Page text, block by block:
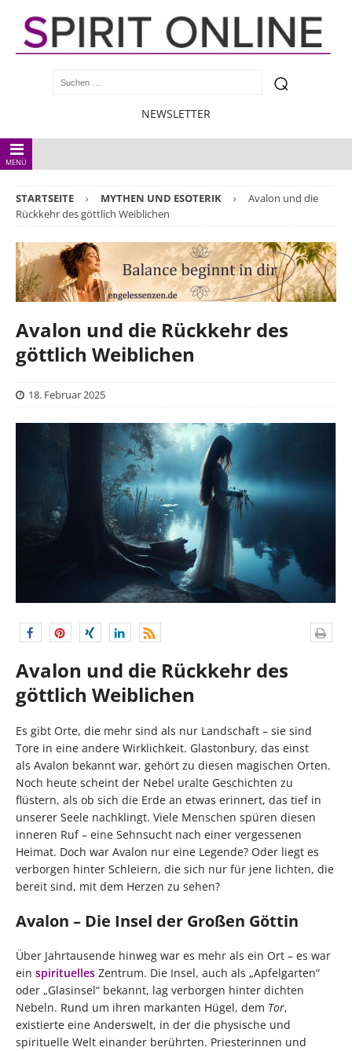
NEWSLETTER
MENÜ
STARTSEITE MYTHEN UND ESOTERIK
Avalon und die
Rückkehr des göttlich Weiblichen
Avalon und die Rückkehr des
göttlich Weiblichen
18. Februar 2025
Avalon und die Rückkehr des
göttlich Weiblichen
Es gibt Orte, die mehr sind als nur Landschaft – sie sind
Tore in eine andere Wirklichkeit. Glastonbury, das einst
als Avalon bekannt war, gehört zu diesen magischen Orten.
Noch heute scheint der Nebel uralte Geschichten zu
flüstern, als ob sich die Erde an etwas erinnert, das tief in
unserer Seele nachklingt. Viele Menschen spüren diesen
inneren Ruf – eine Sehnsucht nach einer vergessenen
Heimat. Doch war Avalon nur eine Legende? Oder liegt es
verborgen hinter Schleiern, die sich nur für jene lichten, die
bereit sind, mit dem Herzen zu sehen?
Avalon – Die Insel der Großen Göttin
Über Jahrtausende hinweg war es mehr als ein Ort – es war
ein spirituelles Zentrum. Die Insel, auch als „Apfelgarten“
oder „Glasinsel“ bekannt, lag verborgen hinter dichten
Nebeln. Rund um ihren markanten Hügel, dem Tor,
existierte eine Anderswelt, in der die physische und
spirituelle Welt einander berührten. Priesterinnen und